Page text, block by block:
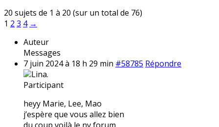
20 sujets de 1 à 20 (sur un total de 76)
1 2 3 4 →
Auteur
Messages
7 juin 2024 à 18 h 29 min #58785 Répondre
Lina.
Participant
heyy Marie, Lee, Mao
j’espère que vous allez bien